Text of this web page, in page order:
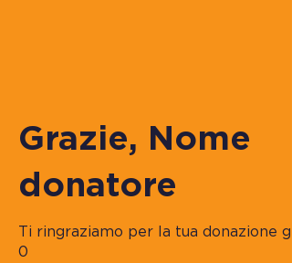
Grazie, Nome
donatore
Ti ringraziamo per la tua donazione
0